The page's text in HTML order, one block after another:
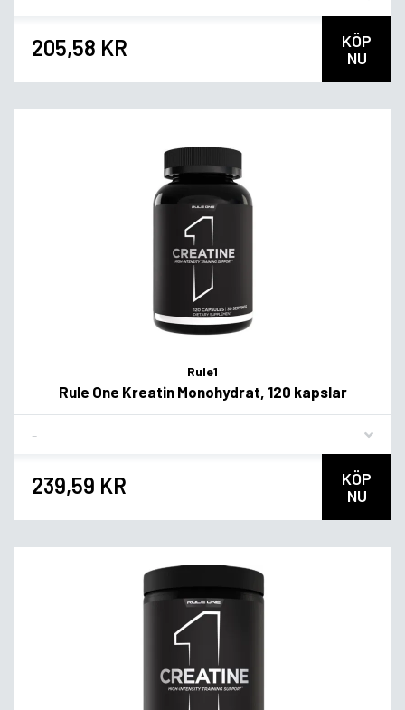
205,58 KR
KÖP
NU
Rule1
Rule One Kreatin Monohydrat, 120 kapslar
239,59 KR
KÖP
NU